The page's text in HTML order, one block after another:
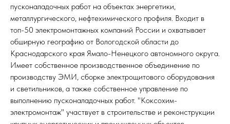
пусконаладочных работ на объектах энергетики,
металлургического, нефтехимического профиля. Входит в
топ-50 электромонтажных компаний России и охватывает
обширную географию от Вологодской области до
Краснодарского края Ямало-Ненецкого автономного округа.
Имеет собственное производственное объединение по
производству ЭМИ, сборке электрощитового оборудования
и светильников, а также собственное управление по
выполнению пусконаладочных работ. "Коксохим-
электромонтаж" участвует в строительстве и реконструкции